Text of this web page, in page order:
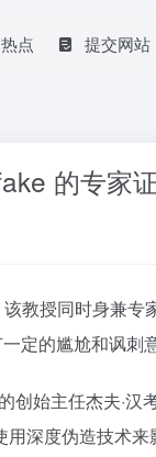
点 提交网站
的专家
教授同时身兼专
定的尴尬和讽刺意
创始主任杰夫·
深度伪造技术